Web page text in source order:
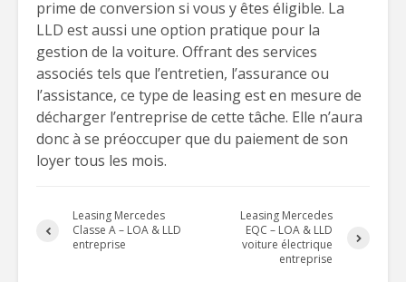
prime de conversion si vous y êtes éligible. La
LLD est aussi une option pratique pour la
gestion de la voiture. Offrant des services
associés tels que l’entretien, l’assurance ou
l’assistance, ce type de leasing est en mesure de
décharger l’entreprise de cette tâche. Elle n’aura
donc à se préoccuper que du paiement de son
loyer tous les mois.
Leasing Mercedes
Classe A – LOA & LLD
entreprise
Leasing Mercedes
EQC – LOA & LLD
voiture électrique
entreprise